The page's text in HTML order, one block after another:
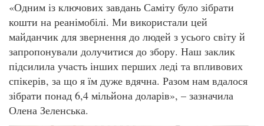
«Одним із ключових завдань Саміту було зібрати
кошти на реанімобілі. Ми використали цей
майданчик для звернення до людей з усього світу й
запропонували долучитися до збору. Наш заклик
підсилила участь інших перших леді та впливових
спікерів, за що я їм дуже вдячна. Разом нам вдалося
зібрати понад 6,4 мільйона доларів», – зазначила
Олена Зеленська.